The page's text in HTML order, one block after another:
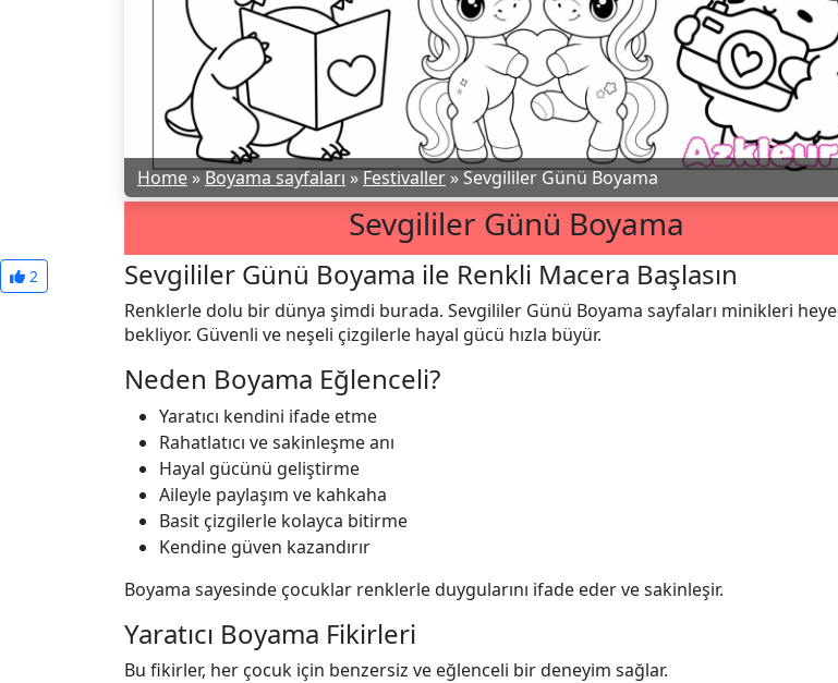
Home»Boyama sayfaları»Festivaller»Sevgililer Günü Boyama
Sevgililer Günü Boyama
2 Sevgililer Günü Boyama ile Renkli Macera Başlasın
Renklerle dolu bir dünya şimdi burada. Sevgililer Günü Boyama sayfaları minikleri
bekliyor. Güvenli ve neşeli çizgilerle hayal gücü hızla büyür.
Neden Boyama Eğlenceli?
Yaratıcı kendini ifade etme
Rahatlatıcı ve sakinleşme anı
Hayal gücünü geliştirme
Aileyle paylaşım ve kahkaha
Basit çizgilerle kolayca bitirme
Kendine güven kazandırır
Boyama sayesinde çocuklar renklerle duygularını ifade eder ve sakinleşir.
Yaratıcı Boyama Fikirleri
Bu fikirler, her çocuk için benzersiz ve eğlenceli bir deneyim sağlar.